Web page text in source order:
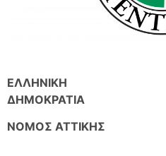
ΕΛΛΗΝΙΚΗ
ΝΟΜΟΣ